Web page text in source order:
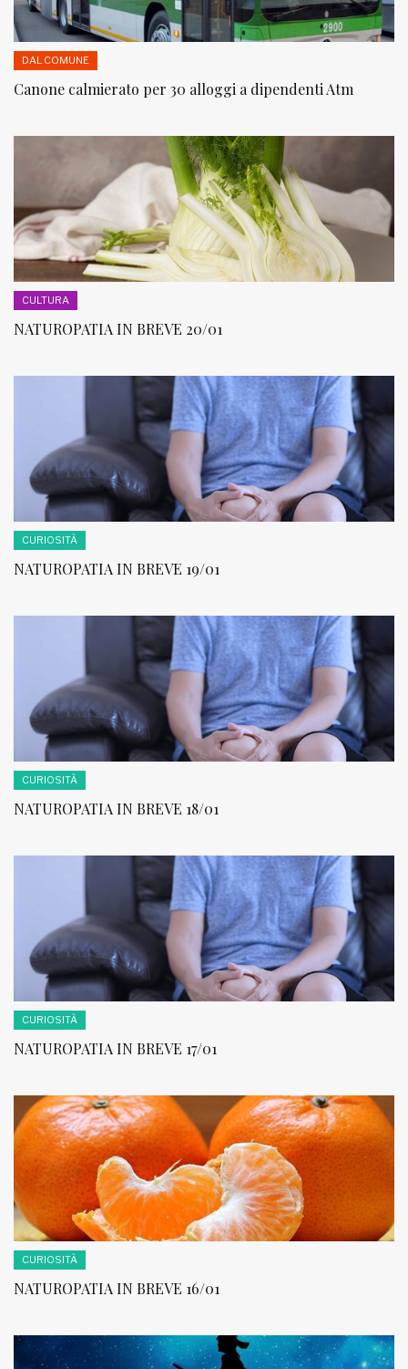
DAL COMUNE
Canone calmierato per 30 alloggi a dipendenti Atm
CULTURA
NATUROPATIA IN BREVE 20/01
CURIOSITÀ
NATUROPATIA IN BREVE 19/01
CURIOSITÀ
NATUROPATIA IN BREVE 18/01
CURIOSITÀ
NATUROPATIA IN BREVE 17/01
CURIOSITÀ
NATUROPATIA IN BREVE 16/01